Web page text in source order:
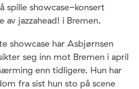
spille showcase-konsert
av jazzahead! i Bremen.
showcase har Asbjørnsen
seg inn mot Bremen i april
enn tidligere. Hun har
fra sist hun sto på scene